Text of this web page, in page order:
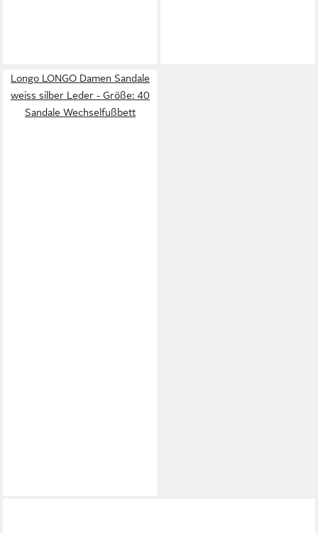
Longo LONGO Damen Sandale
weiss silber Leder - Größe: 40
Sandale Wechselfußbett